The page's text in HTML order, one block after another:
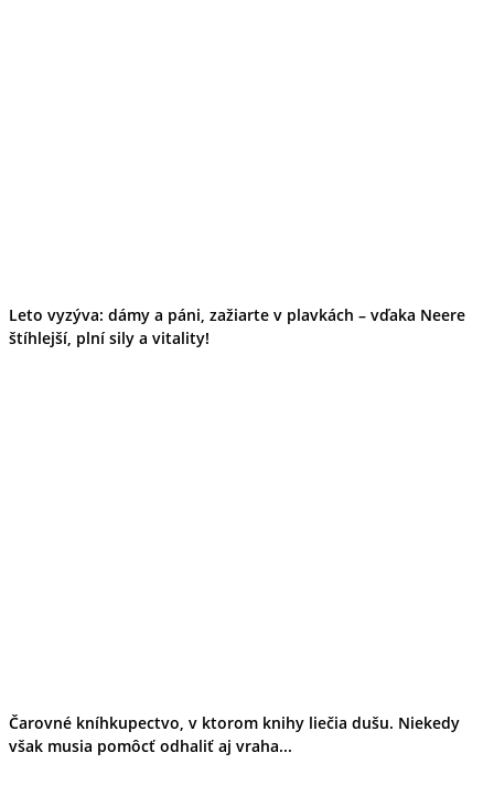
Leto vyzýva: dámy a páni, zažiarte v plavkách – vďaka Neere
štíhlejší, plní sily a vitality!
Čarovné kníhkupectvo, v ktorom knihy liečia dušu. Niekedy
však musia pomôcť odhaliť aj vraha...